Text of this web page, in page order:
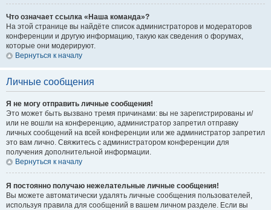
Что означает ссылка «Наша команда»?
На этой странице вы найдёте список администраторов и модераторов
конференции и другую информацию, такую как сведения о форумах,
которые они модерируют.
Вернуться к началу
Личные сообщения
Я не могу отправить личные сообщения!
Это может быть вызвано тремя причинами: вы не зарегистрированы и/
или не вошли на конференцию, администратор запретил отправку
личных сообщений на всей конференции или же администратор запретил
это вам лично. Свяжитесь с администратором конференции для
получения дополнительной информации.
Вернуться к началу
Я постоянно получаю нежелательные личные сообщения!
Вы можете автоматически удалять личные сообщения пользователей,
используя правила для сообщений в вашем личном разделе. Если вы